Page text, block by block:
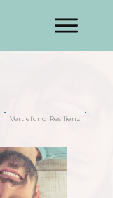
Vertiefung Resilienz